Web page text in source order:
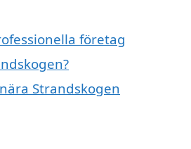
företag
Strandskogen